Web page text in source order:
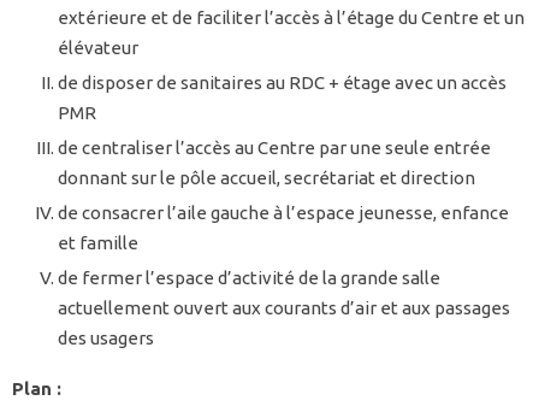
extérieure et de faciliter l’accès à l’étage du Centre et un
élévateur
de disposer de sanitaires au RDC + étage avec un accès
PMR
de centraliser l’accès au Centre par une seule entrée
donnant sur le pôle accueil, secrétariat et direction
de consacrer l’aile gauche à l’espace jeunesse, enfance
et famille
de fermer l’espace d’activité de la grande salle
actuellement ouvert aux courants d’air et aux passages
des usagers
Plan :